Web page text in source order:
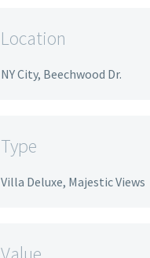
Location
NY City, Beechwood Dr.
Type
Villa Deluxe, Majestic Views